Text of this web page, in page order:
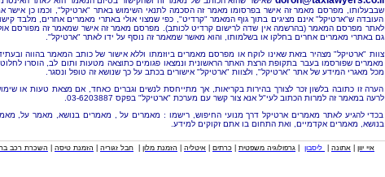
שבבעלותו, מפרסם מאמר זה אישר בפרסומו מאמר זה הסכמה לתנאי השימוש באתר "ארטיקל", וכמו כן אישר
העובדה ש"ארטיקל" אינם מציגים בתוך גוף המאמר "קרדיט", כפי שמצוי אולי באתרי מאמרים אחרים, מלבד
לאתר מפרסם המאמר (בהרשמה אין שדה לרישום קרדיט לכותב). מפרסם מאמר זה אישר שמאמר זה מפורסם
גם באתרי מאמרים אחרים בחלקו או בשלמותו, והוא מאשר שמאמר זה נוסף על ידו לאתר "ארטיקל".
צוות "ארטיקל" מצהיר בזאת שאינו לוקח או מפרסם מאמרים ביוזמתו וללא אישור של כותב המאמר בהווה
מאמרים שפורסמו בעבר בתקופת הרצת האתר הראשונית ונמצאו פגומים כתוצאה מטעות ותום לב, הוסרו
מכל מאגרי המידע של אתר "ארטיקל", ולצוות "ארטיקל" אישורים בכתב על כך שנושא זה טופל ונסגר.
הערה זו כתובה בלשון זכר לצורך בהירות בקריאות, אך מתייחסת לנשים וגברים כאחד, אם מצאת טעות או
לרעה במאמר זה למרות הכתוב לעי"ל אנא צור קשר עם מערכת "ארטיקל" בפקס 03-6203887.
בכדי להגיע לאתר מאמרים ארטיקל דרך מנועי החיפוש, רישמו : מאמרים על , מאמרים בנושא, מאמר על,
בנושא, מאמרים אקדמיים, ואת התחום בו אתם זקוקים למידע.
איי יוון אתונה ליסבון גרפולוגיה משפטית כרתים איטליה הזמנת מלון חבל זגוריה הזמנת טיסה השכרת רכב